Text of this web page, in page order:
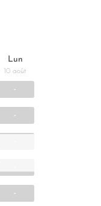
Lun
10 août
-
-
-